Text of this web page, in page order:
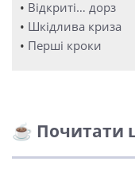
• Відкриті… дорз
• Шкідлива криза
• Перші кроки
☕ Почитати